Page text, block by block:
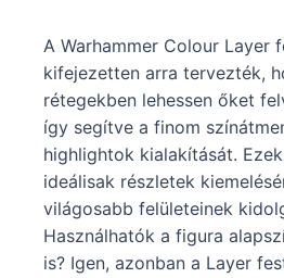
A Warhammer Colour Layer
kifejezetten arra tervezték,
rétegekben lehessen őket
így segítve a finom
highlightok kialakítását.
ideálisak részletek
világosabb felületeinek
Használhatók a figura
is? Igen, azonban a Layer